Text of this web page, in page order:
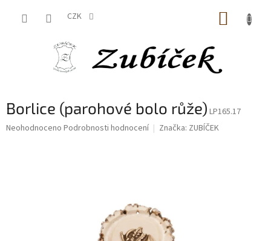
CZK
Borlice (parohové bolo růže) LP165.17
Průměrné
Neohodnoceno Podrobnosti hodnocení Značka: ZUBÍČEK